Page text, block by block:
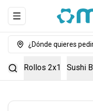
Abrir menu de
¿Dónde quieres
Rollos 2x1 Sushi